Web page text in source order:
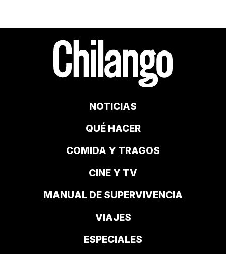
NOTICIAS
QUÉ HACER
COMIDA Y TRAGOS
CINE Y TV
MANUAL DE SUPERVIVENCIA
VIAJES
ESPECIALES